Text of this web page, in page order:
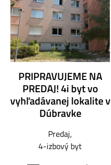
PRIPRAVUJEME NA
PREDAJ! 4i byt vo
vyhľadávanej lokalite v
Dúbravke
Predaj
4-izbový byt